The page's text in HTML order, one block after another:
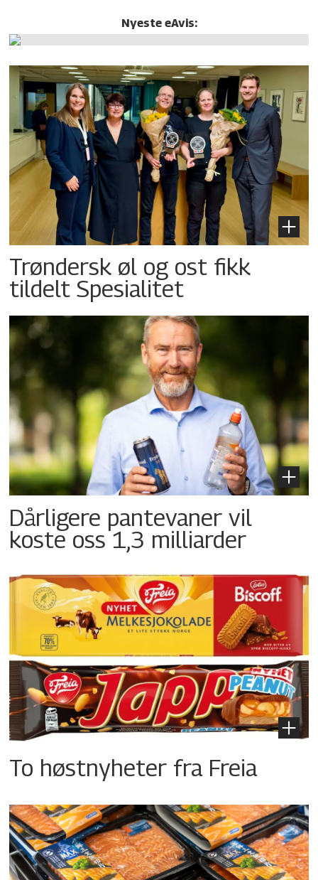
Nyeste eAvis:
Trøndersk øl og ost fikk
tildelt Spesialitet
Dårligere pantevaner vil
koste oss 1,3 milliarder
To høstnyheter fra Freia